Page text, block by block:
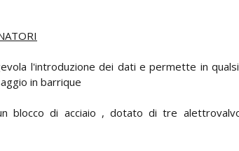
l'introduzione dei dati e permette in
in barrique
di acciaio , dotato di tre